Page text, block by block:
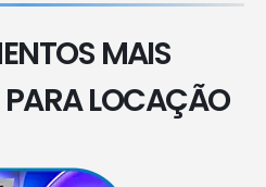
MAIS
LOCAÇÃO